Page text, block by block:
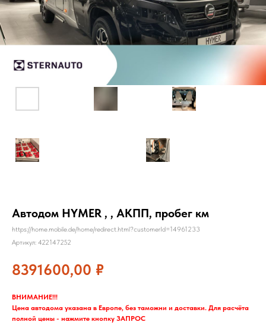
Автодом HYMER , , АКПП, пробег км
https://home.mobile.de/home/redirect.html?customerId=14961233
Артикул: 422147252
8391600,00 ₽
ВНИМАНИЕ!!!
Цена автодома указана в Европе, без таможни и доставки. Для расчёта
полной цены - нажмите кнопку ЗАПРОС